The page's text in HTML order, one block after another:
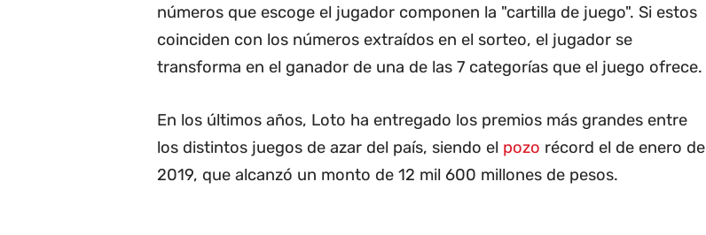
números que escoge el jugador componen la "cartilla de juego". Si estos
coinciden con los números extraídos en el sorteo, el jugador se
transforma en el ganador de una de las 7 categorías que el juego ofrece.
En los últimos años, Loto ha entregado los premios más grandes entre
los distintos juegos de azar del país, siendo el pozo récord el de enero de
2019, que alcanzó un monto de 12 mil 600 millones de pesos.